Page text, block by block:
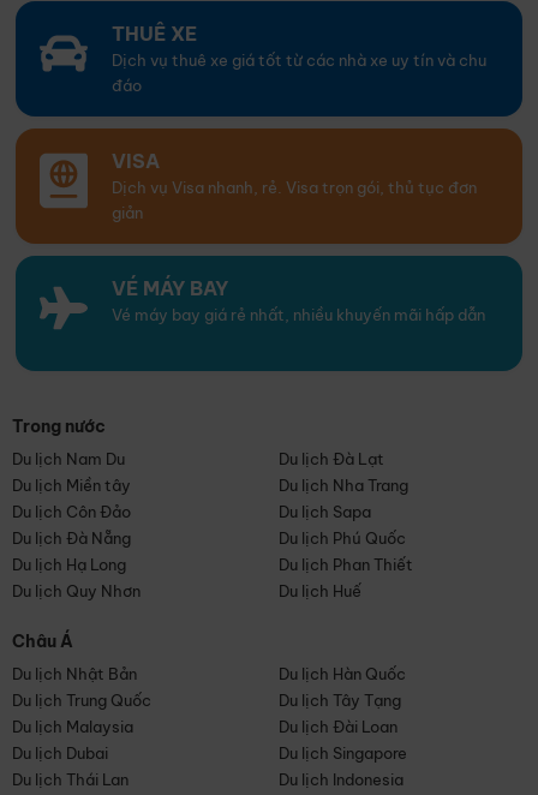
THUÊ XE
Dịch vụ thuê xe giá tốt từ các nhà xe uy tín và chu
đáo
VISA
Dịch vụ Visa nhanh, rẻ. Visa trọn gói, thủ tục đơn
giản
VÉ MÁY BAY
Vé máy bay giá rẻ nhất, nhiều khuyến mãi hấp dẫn
Trong nước
Du lịch Nam Du
Du lịch Đà Lạt
Du lịch Miền tây
Du lịch Nha Trang
Du lịch Côn Đảo
Du lịch Sapa
Du lịch Đà Nẵng
Du lịch Phú Quốc
Du lịch Hạ Long
Du lịch Phan Thiết
Du lịch Quy Nhơn
Du lịch Huế
Châu Á
Du lịch Nhật Bản
Du lịch Hàn Quốc
Du lịch Trung Quốc
Du lịch Tây Tạng
Du lịch Malaysia
Du lịch Đài Loan
Du lịch Dubai
Du lịch Singapore
Du lịch Thái Lan
Du lịch Indonesia